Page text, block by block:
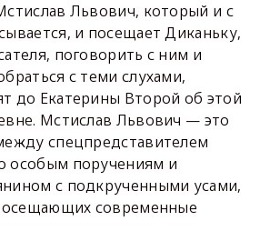
Львович, который и с
и посещает Диканьку,
поговорить с ним и
с теми слухами,
до Екатерины Второй об этой
Мстислав Львович — это
спецпредставителем
особым поручениям и
с подкрученными усами,
современные